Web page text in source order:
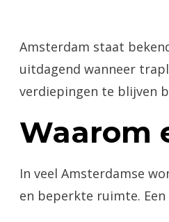
Amsterdam staat
uitdagend wanneer
verdiepingen te blijven
Waarom
In veel Amsterdamse
en beperkte ruimte.